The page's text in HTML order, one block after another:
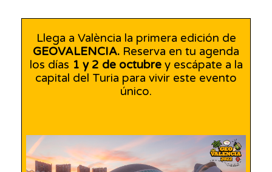
Llega a València la primera edición de
GEOVALENCIA. Reserva en tu agenda
los días 1 y 2 de octubrey escápate a la
capital del Turia para vivir este evento
único.